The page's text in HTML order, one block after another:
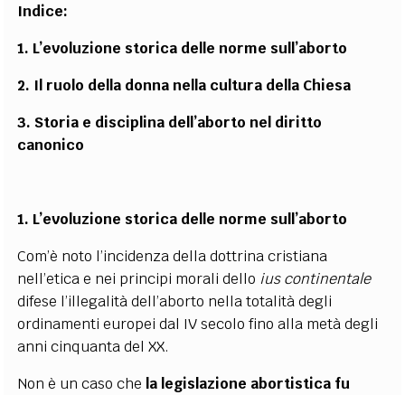
Indice:
1. L’evoluzione storica delle norme sull’aborto
2. Il ruolo della donna nella cultura della Chiesa
3. Storia e disciplina dell’aborto nel diritto
canonico
1. L’evoluzione storica delle norme sull’aborto
Com’è noto l’incidenza della dottrina cristiana
nell’etica e nei principi morali dello ius continentale
difese l’illegalità dell’aborto nella totalità degli
ordinamenti europei dal IV secolo fino alla metà degli
anni cinquanta del XX.
Non è un caso che la legislazione abortistica fu